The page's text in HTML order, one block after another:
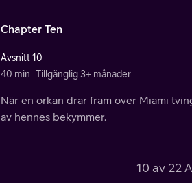
Chapter Ten
Avsnitt 10
40 min Tillgänglig 3+ månader
När en orkan drar fram över Miami
av hennes bekymmer.
10 av 22